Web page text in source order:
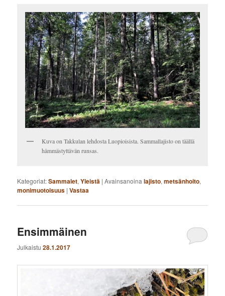
Kuva on Takkulan lehdosta Luopioisista. Sammallajisto on täällä
hämmästyttävän runsas.
Kategoriat:Sammalet,Yleistä |Avainsanoina lajisto,metsänhoito,
monimuotoisuus |Vastaa
Ensimmäinen
Julkaistu28.1.2017